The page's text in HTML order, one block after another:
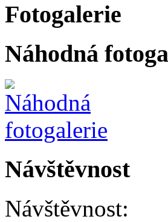
Fotogalerie
Náhodná
Návštěvnost
Návštěvnost: